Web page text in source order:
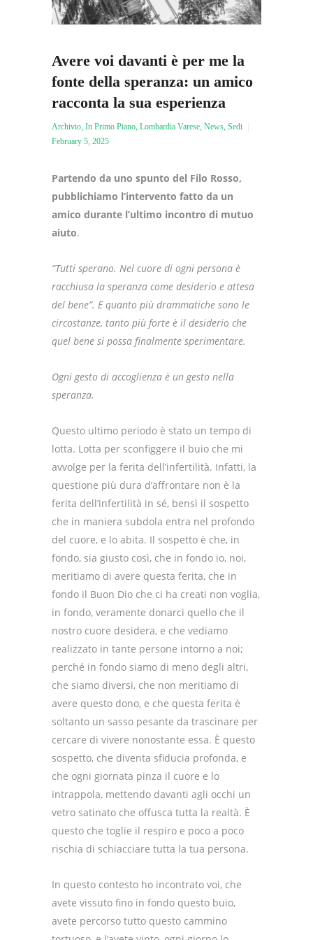
Avere voi davanti è per me la
fonte della speranza: un amico
racconta la sua esperienza
Archivio In Primo Piano Lombardia Varese News Sedi
February 5, 2025
Partendo da uno spunto del Filo Rosso,
pubblichiamo l’intervento fatto da un
amico durante l’ultimo incontro di mutuo
aiuto.
“Tutti sperano. Nel cuore di ogni persona è
racchiusa la speranza come desiderio e attesa
del bene”. E quanto più drammatiche sono le
circostanze, tanto più forte è il desiderio che
quel bene si possa finalmente sperimentare.
Ogni gesto di accoglienza è un gesto nella
speranza.
Questo ultimo periodo è stato un tempo di
lotta. Lotta per sconfiggere il buio che mi
avvolge per la ferita dell’infertilità. Infatti, la
questione più dura d’affrontare non è la
ferita dell’infertilità in sé, bensì il sospetto
che in maniera subdola entra nel profondo
del cuore, e lo abita. Il sospetto è che, in
fondo, sia giusto così, che in fondo io, noi,
meritiamo di avere questa ferita, che in
fondo il Buon Dio che ci ha creati non voglia,
in fondo, veramente donarci quello che il
nostro cuore desidera, e che vediamo
realizzato in tante persone intorno a noi;
perché in fondo siamo di meno degli altri,
che siamo diversi, che non meritiamo di
avere questo dono, e che questa ferita è
soltanto un sasso pesante da trascinare per
cercare di vivere nonostante essa. È questo
sospetto, che diventa sfiducia profonda, e
che ogni giornata pinza il cuore e lo
intrappola, mettendo davanti agli occhi un
vetro satinato che offusca tutta la realtà. È
questo che toglie il respiro e poco a poco
rischia di schiacciare tutta la tua persona.
In questo contesto ho incontrato voi, che
avete vissuto fino in fondo questo buio,
avete percorso tutto questo cammino